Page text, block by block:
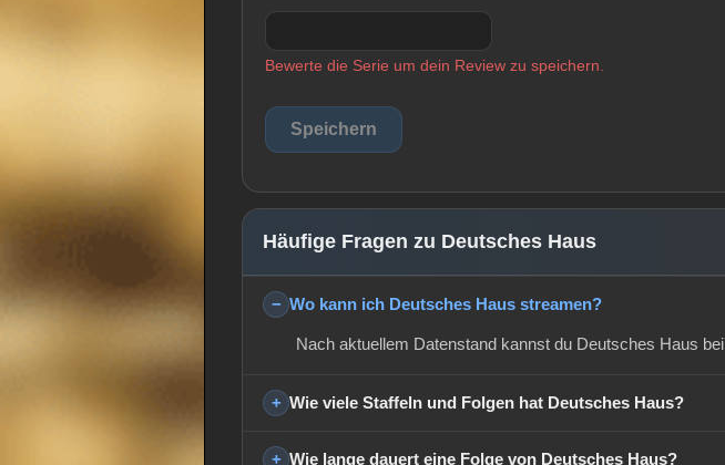
Bewerte die Serie um dein Review zu speichern.
Häufige Fragen zu Deutsches Haus
Wo kann ich Deutsches Haus streamen?
Nach aktuellem Datenstand kannst du Deutsches Haus bei
Wie viele Staffeln und Folgen hat Deutsches Haus?
Wie lange dauert eine Folge von Deutsches Haus?